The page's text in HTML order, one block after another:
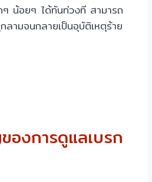
น้อยๆ ได้ทันท่วงที สามารถ
ามจนกลายเป็นอุบัติเหตุร้าย
องการดูแลเบรก